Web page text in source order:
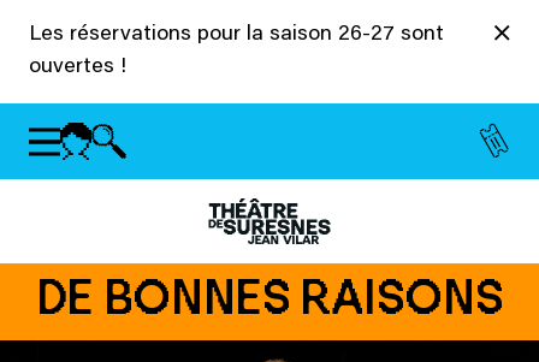
Les réservations pour la saison 26-27 sont
ouvertes !
DE BONNES RAISONS